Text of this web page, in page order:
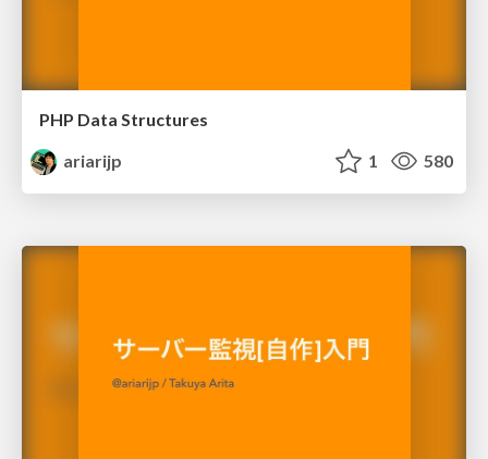
PHP Data Structures
ariarijp
1 580